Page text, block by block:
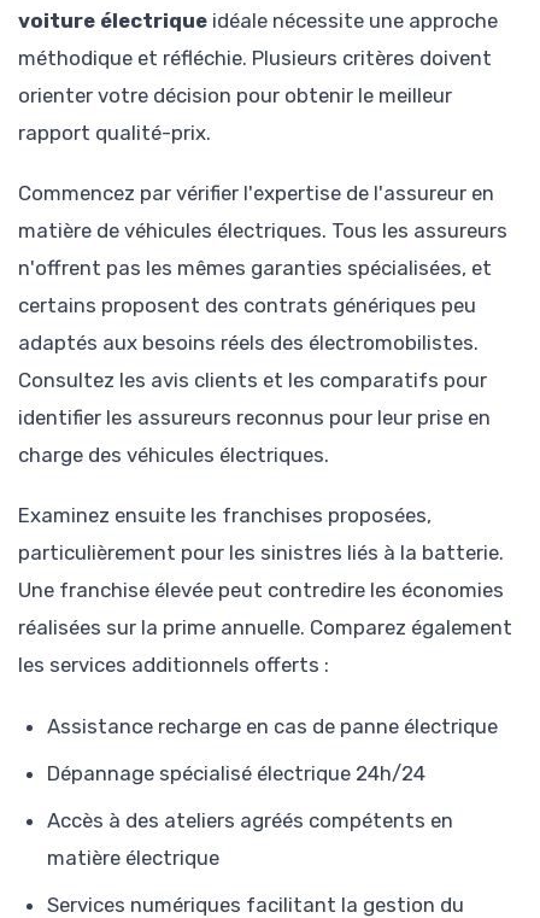
voiture électrique idéale nécessite une approche
méthodique et réfléchie. Plusieurs critères doivent
orienter votre décision pour obtenir le meilleur
rapport qualité-prix.
Commencez par vérifier l'expertise de l'assureur en
matière de véhicules électriques. Tous les assureurs
n'offrent pas les mêmes garanties spécialisées, et
certains proposent des contrats génériques peu
adaptés aux besoins réels des électromobilistes.
Consultez les avis clients et les comparatifs pour
identifier les assureurs reconnus pour leur prise en
charge des véhicules électriques.
Examinez ensuite les franchises proposées,
particulièrement pour les sinistres liés à la batterie.
Une franchise élevée peut contredire les économies
réalisées sur la prime annuelle. Comparez également
les services additionnels offerts :
Assistance recharge en cas de panne électrique
Dépannage spécialisé électrique 24h/24
Accès à des ateliers agréés compétents en
matière électrique
Services numériques facilitant la gestion du